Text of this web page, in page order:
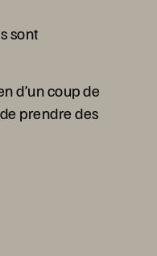
sont
d’un coup de
prendre des